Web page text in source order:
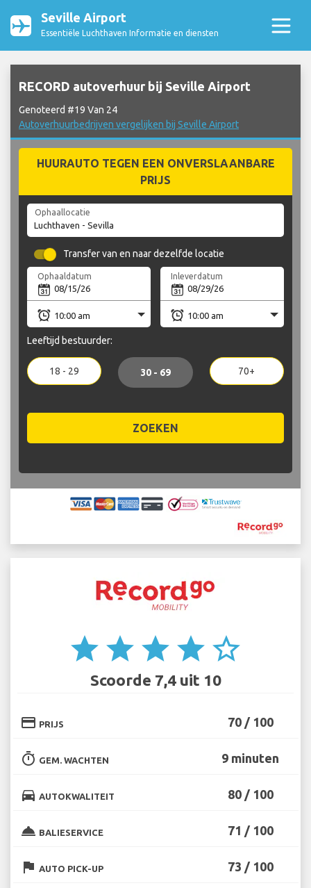
Seville Airport
Essentiële Luchthaven Informatie en diensten
RECORD autoverhuur bij Seville Airport
Genoteerd #19 Van 24
Autoverhuurbedrijven vergelijken bij Seville Airport
HUURAUTO TEGEN EEN ONVERSLAANBARE
PRIJS
Ophaallocatie
Transfer van en naar dezelfde locatie
Ophaaldatum Inleverdatum
Leeftijd bestuurder:
18 - 29 30 - 69 70+
ZOEKEN
star star star star star_border
Scoorde 7,4 uit 10
credit_card PRIJS 70 / 100
timer GEM. WACHTEN 9 minuten
directions_car AUTOKWALITEIT 80 / 100
room_service BALIESERVICE 71 / 100
flag AUTO PICK-UP 73 / 100